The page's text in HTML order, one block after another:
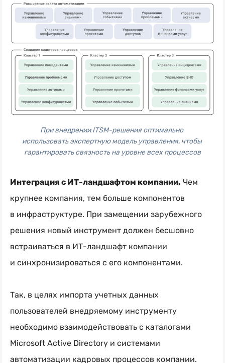
При внедрении ITSM-решения оптимально
использовать экспертную модель управления, чтобы
гарантировать связность на уровне всех процессов
Интеграция с ИТ-ландшафтом компании. Чем
крупнее компания, тем больше компонентов
в инфраструктуре. При замещении зарубежного
решения новый инструмент должен бесшовно
встраиваться в ИТ-ландшафт компании
и синхронизироваться с его компонентами.
Так, в целях импорта учетных данных
пользователей внедряемому инструменту
необходимо взаимодействовать с каталогами
Microsoft Active Directory и системами
автоматизации кадровых процессов компании.